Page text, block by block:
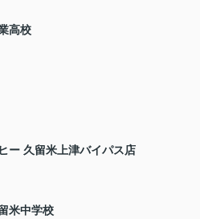
高校
ー 久留米上津バイパス店
米中学校